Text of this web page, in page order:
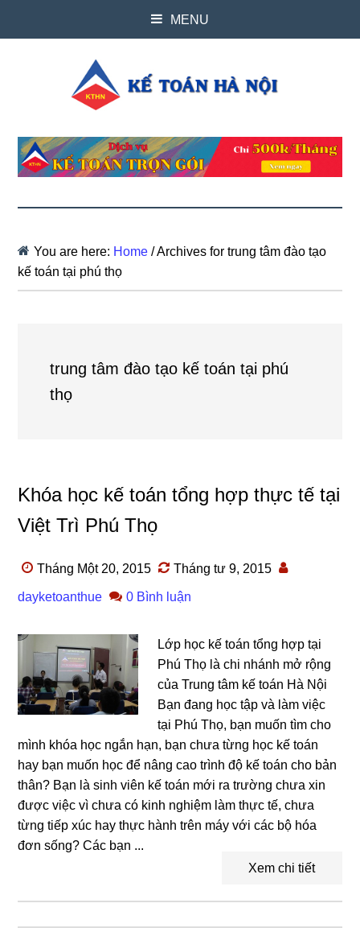
MENU
You are here: Home /Archives for trung tâm đào tạo
kế toán tại phú thọ
trung tâm đào tạo kế toán tại phú
thọ
Khóa học kế toán tổng hợp thực tế tại
Việt Trì Phú Thọ
Tháng Một 20, 2015 Tháng tư 9, 2015
dayketoanthue 0 Bình luận
Lớp học kế toán tổng hợp tại
Phú Thọ là chi nhánh mở rộng
của Trung tâm kế toán Hà Nội
Bạn đang học tập và làm việc
tại Phú Thọ, bạn muốn tìm cho
mình khóa học ngắn hạn, bạn chưa từng học kế toán
hay bạn muốn học để nâng cao trình độ kế toán cho bản
thân? Bạn là sinh viên kế toán mới ra trường chưa xin
được việc vì chưa có kinh nghiệm làm thực tế, chưa
từng tiếp xúc hay thực hành trên máy với các bộ hóa
đơn sống? Các bạn ...
Xem chi tiết